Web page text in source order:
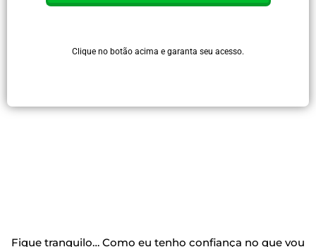
Clique no botão acima e garanta seu acesso.
Fique tranquilo… Como eu tenho confiança no que vou